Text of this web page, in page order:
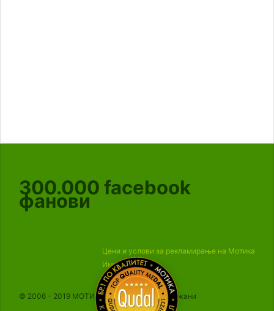
300.000 facebook
фанови
Цени и услови за рекламирање на Мотика
Импресум
© 2006 - 2019 МОТИКА, Сите права се задржани